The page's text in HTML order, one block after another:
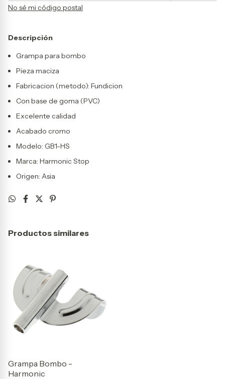
No sé mi código postal
Descripción
Grampa para bombo
Pieza maciza
Fabricacion (metodo): Fundicion
Con base de goma (PVC)
Excelente calidad
Acabado cromo
Modelo: GB1-HS
Marca: Harmonic Stop
Origen: Asia
Productos similares
Grampa Bombo -
Harmonic